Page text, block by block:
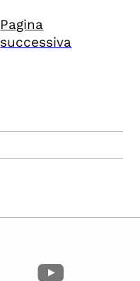
Pagina
successiva